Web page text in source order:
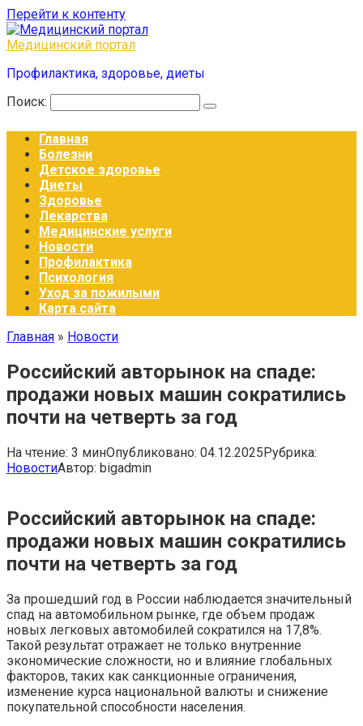
Перейти к контенту
Медицинский портал
Профилактика, здоровье, диеты
Поиск:
Главная
Болезни
Детское здоровье
Диеты
Здоровье
Лекарства
Медицинские услуги
Новости
Профилактика
Психология
Уход за пожилыми
Карта сайта
Главная » Новости
Российский авторынок на спаде:
продажи новых машин сократились
почти на четверть за год
На чтение: 3 минОпубликовано: 04.12.2025Рубрика:
НовостиАвтор: bigadmin
Российский авторынок на спаде:
продажи новых машин сократились
почти на четверть за год
За прошедший год в России наблюдается значительный
спад на автомобильном рынке, где объем продаж
новых легковых автомобилей сократился на 17,8%.
Такой результат отражает не только внутренние
экономические сложности, но и влияние глобальных
факторов, таких как санкционные ограничения,
изменение курса национальной валюты и снижение
покупательной способности населения.